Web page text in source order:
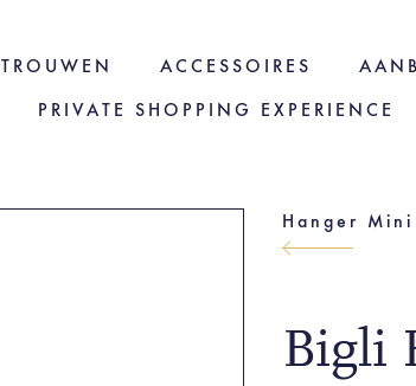
TROUWEN ACCESSOIRES
PRIVATE SHOPPING EXPERIENCE
Hanger Mini
Bigli